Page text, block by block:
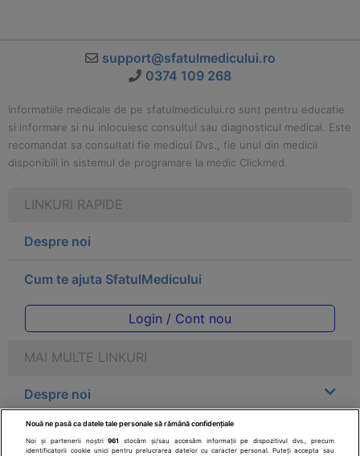
support@sfatulmedicului.ro
0374 109 268
Informatiile medicale de pe sfatulmedicului.ro sunt pentru educatie
si informare si nu inlocuiesc consultul sau diagnosticul medical. Este
recomandat sa consultati fie medicul Dvs., fie unul din medicii
disponibili in sistemul de programare la medic Clickmed.
LINKURI RAPIDE
Despre noi
Cum te ajuta SfatulMedicului
Login / Cont nou
MAI MULTE LINKURI
Despre noi
Legal
Nouă ne pasă ca datele tale personale să rămână confidențiale
Noi și partenerii noștri961
stocăm și/sau accesăm informații pe dispozitivul dvs., precum
identificatorii cookie unici pentru prelucrarea datelor cu caracter personal. Puteți accepta sau